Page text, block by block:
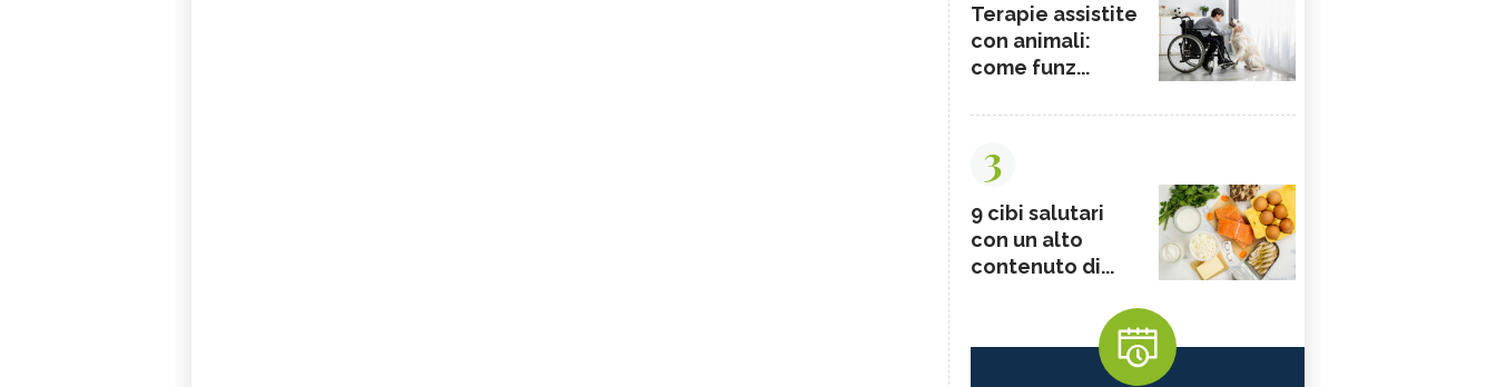
Terapie assistite
con animali:
come funz...
3
9 cibi salutari
con un alto
contenuto di...